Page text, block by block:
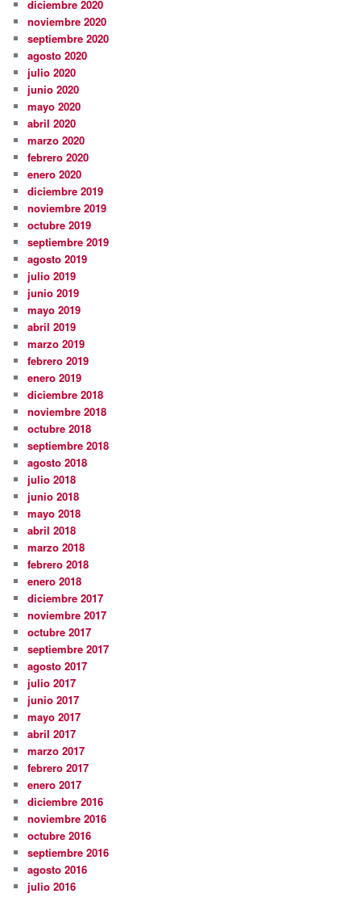
diciembre 2020
noviembre 2020
septiembre 2020
agosto 2020
julio 2020
junio 2020
mayo 2020
abril 2020
marzo 2020
febrero 2020
enero 2020
diciembre 2019
noviembre 2019
octubre 2019
septiembre 2019
agosto 2019
julio 2019
junio 2019
mayo 2019
abril 2019
marzo 2019
febrero 2019
enero 2019
diciembre 2018
noviembre 2018
octubre 2018
septiembre 2018
agosto 2018
julio 2018
junio 2018
mayo 2018
abril 2018
marzo 2018
febrero 2018
enero 2018
diciembre 2017
noviembre 2017
octubre 2017
septiembre 2017
agosto 2017
julio 2017
junio 2017
mayo 2017
abril 2017
marzo 2017
febrero 2017
enero 2017
diciembre 2016
noviembre 2016
octubre 2016
septiembre 2016
agosto 2016
julio 2016